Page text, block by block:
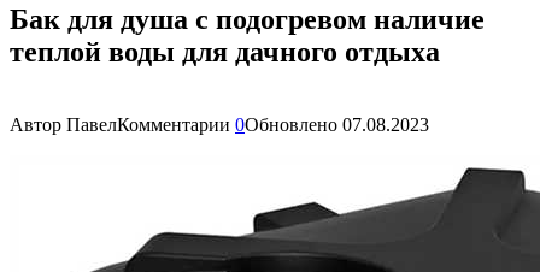
Бак для душа с подогревом наличие
теплой воды для дачного отдыха
Автор ПавелКомментарии 0Обновлено 07.08.2023